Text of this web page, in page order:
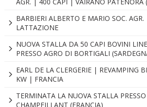
BARBIERI ALBERTO E MARIO SOC.
LATTAZIONE
NUOVA STALLA DA 50 CAPI BOVINI
PRESSO AGRO DI BORTIGALI
EARL DE LA CLERGERIE | REVAMPING
KW | FRANCIA
TERMINATA LA NUOVA STALLA
CHAMPEILLANT (FRANCIA)